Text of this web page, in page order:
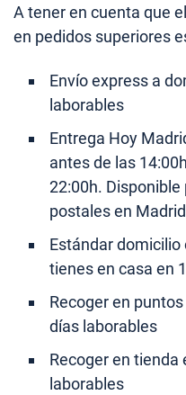
A tener en cuenta que
en pedidos superiores
Envío express a
laborables
Entrega Hoy
antes de las
22:00h.
postales en
Estándar domicilio
tienes en casa en
Recoger en
días laborables
Recoger en tienda
laborables